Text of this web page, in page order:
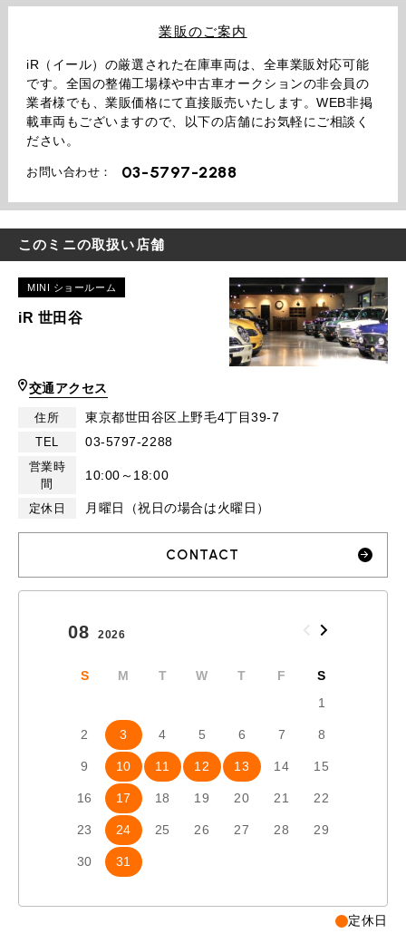
業販のご案内
iR（イール）の厳選された在庫車両は、全車業販対応可能
です。全国の整備工場様や中古車オークションの非会員の
業者様でも、業販価格にて直接販売いたします。WEB非掲
載車両もございますので、以下の店舗にお気軽にご相談く
ださい。
お問い合わせ： 03-5797-2288
このミニの取扱い店舗
MINI ショールーム
iR 世田谷
交通アクセス
住所 東京都世田谷区上野毛4丁目39-7
TEL 03-5797-2288
営業時
間
10:00～18:00
定休日 月曜日（祝日の場合は火曜日）
CONTACT
08 2026
S M T W T F
S
1
2 3 4 5 6 7 8
9 10 11 12 13 14 15
16 17 18 19 20 21 22
23 24 25 26 27 28 29
30 31
定休日